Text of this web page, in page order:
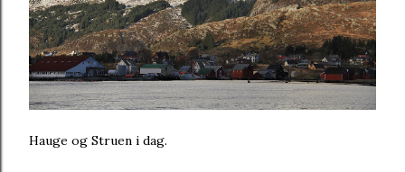
Hauge og Struen i dag.